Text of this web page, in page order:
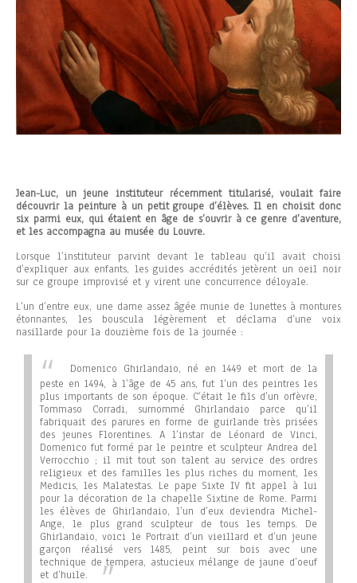
Jean-Luc, un jeune instituteur récemment titularisé, voulait faire
découvrir la peinture à un petit groupe d’élèves. Il en choisit donc
six parmi eux, qui étaient en âge de s’ouvrir à ce genre d’aventure,
et les accompagna au musée du Louvre.
Lorsque l’instituteur parvint devant le tableau qu’il avait choisi
d’expliquer aux enfants, les guides accrédités jetèrent un oeil noir
sur ce groupe improvisé et y virent une concurrence déloyale.
L’un d’entre eux, une dame assez âgée munie de lunettes à montures
étonnantes, les bouscula légèrement et déclama d’une voix
nasillarde pour la douzième fois de la journée :
Domenico Ghirlandaio, né en 1449 et mort de la
peste en 1494, à l’âge de 45 ans, fut l’un des peintres les
plus importants de son époque. C’était le fils d’un orfèvre,
Tommaso Corradi, surnommé Ghirlandaio parce qu’il
fabriquait des parures en forme de guirlande très prisées
des jeunes Florentines. A l’instar de Léonard de Vinci,
Domenico fut formé par le peintre et sculpteur Andrea del
Verrocchio ; il mit tout son talent au service des ordres
religieux et des familles les plus riches du moment, les
Medicis, les Malatestas. Le pape Sixte IV fit appel à lui
pour la décoration de la chapelle Sixtine de Rome. Parmi
les élèves de Ghirlandaio, l’un d’eux deviendra Michel-
Ange, le plus grand sculpteur de tous les temps. De
Ghirlandaio, voici le Portrait d’un vieillard et d’un jeune
garçon réalisé vers 1485, peint sur bois avec une
technique de tempera, astucieux mélange de jaune d’oeuf
et d’huile.